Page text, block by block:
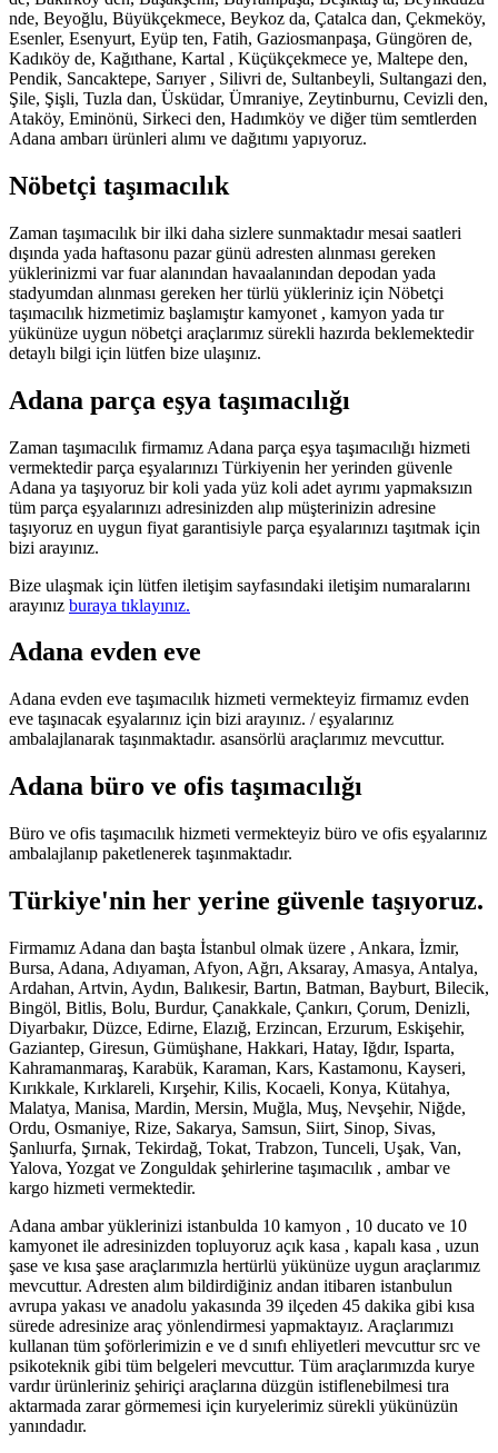
nde, Beyoğlu, Büyükçekmece, Beykoz da, Çatalca dan, Çekmeköy,
Esenler, Esenyurt, Eyüp ten, Fatih, Gaziosmanpaşa, Güngören de,
Kadıköy de, Kağıthane, Kartal , Küçükçekmece ye, Maltepe den,
Pendik, Sancaktepe, Sarıyer , Silivri de, Sultanbeyli, Sultangazi den,
Şile, Şişli, Tuzla dan, Üsküdar, Ümraniye, Zeytinburnu, Cevizli den,
Ataköy, Eminönü, Sirkeci den, Hadımköy ve diğer tüm semtlerden
Adana ambarı ürünleri alımı ve dağıtımı yapıyoruz.
Nöbetçi taşımacılık
Zaman taşımacılık bir ilki daha sizlere sunmaktadır mesai saatleri
dışında yada haftasonu pazar günü adresten alınması gereken
yüklerinizmi var fuar alanından havaalanından depodan yada
stadyumdan alınması gereken her türlü yükleriniz için Nöbetçi
taşımacılık hizmetimiz başlamıştır kamyonet , kamyon yada tır
yükünüze uygun nöbetçi araçlarımız sürekli hazırda beklemektedir
detaylı bilgi için lütfen bize ulaşınız.
Adana parça eşya taşımacılığı
Zaman taşımacılık firmamız Adana parça eşya taşımacılığı hizmeti
vermektedir parça eşyalarınızı Türkiyenin her yerinden güvenle
Adana ya taşıyoruz bir koli yada yüz koli adet ayrımı yapmaksızın
tüm parça eşyalarınızı adresinizden alıp müşterinizin adresine
taşıyoruz en uygun fiyat garantisiyle parça eşyalarınızı taşıtmak için
bizi arayınız.
Bize ulaşmak için lütfen iletişim sayfasındaki iletişim numaralarını
arayınız buraya tıklayınız.
Adana evden eve
Adana evden eve taşımacılık hizmeti vermekteyiz firmamız evden
eve taşınacak eşyalarınız için bizi arayınız. / eşyalarınız
ambalajlanarak taşınmaktadır. asansörlü araçlarımız mevcuttur.
Adana büro ve ofis taşımacılığı
Büro ve ofis taşımacılık hizmeti vermekteyiz büro ve ofis eşyalarınız
ambalajlanıp paketlenerek taşınmaktadır.
Türkiye'nin her yerine güvenle taşıyoruz.
Firmamız Adana dan başta İstanbul olmak üzere , Ankara, İzmir,
Bursa, Adana, Adıyaman, Afyon, Ağrı, Aksaray, Amasya, Antalya,
Ardahan, Artvin, Aydın, Balıkesir, Bartın, Batman, Bayburt, Bilecik,
Bingöl, Bitlis, Bolu, Burdur, Çanakkale, Çankırı, Çorum, Denizli,
Diyarbakır, Düzce, Edirne, Elazığ, Erzincan, Erzurum, Eskişehir,
Gaziantep, Giresun, Gümüşhane, Hakkari, Hatay, Iğdır, Isparta,
Kahramanmaraş, Karabük, Karaman, Kars, Kastamonu, Kayseri,
Kırıkkale, Kırklareli, Kırşehir, Kilis, Kocaeli, Konya, Kütahya,
Malatya, Manisa, Mardin, Mersin, Muğla, Muş, Nevşehir, Niğde,
Ordu, Osmaniye, Rize, Sakarya, Samsun, Siirt, Sinop, Sivas,
Şanlıurfa, Şırnak, Tekirdağ, Tokat, Trabzon, Tunceli, Uşak, Van,
Yalova, Yozgat ve Zonguldak şehirlerine taşımacılık , ambar ve
kargo hizmeti vermektedir.
Adana ambar yüklerinizi istanbulda 10 kamyon , 10 ducato ve 10
kamyonet ile adresinizden topluyoruz açık kasa , kapalı kasa , uzun
şase ve kısa şase araçlarımızla hertürlü yükünüze uygun araçlarımız
mevcuttur. Adresten alım bildirdiğiniz andan itibaren istanbulun
avrupa yakası ve anadolu yakasında 39 ilçeden 45 dakika gibi kısa
sürede adresinize araç yönlendirmesi yapmaktayız. Araçlarımızı
kullanan tüm şoförlerimizin e ve d sınıfı ehliyetleri mevcuttur src ve
psikoteknik gibi tüm belgeleri mevcuttur. Tüm araçlarımızda kurye
vardır ürünleriniz şehiriçi araçlarına düzgün istiflenebilmesi tıra
aktarmada zarar görmemesi için kuryelerimiz sürekli yükünüzün
yanındadır.